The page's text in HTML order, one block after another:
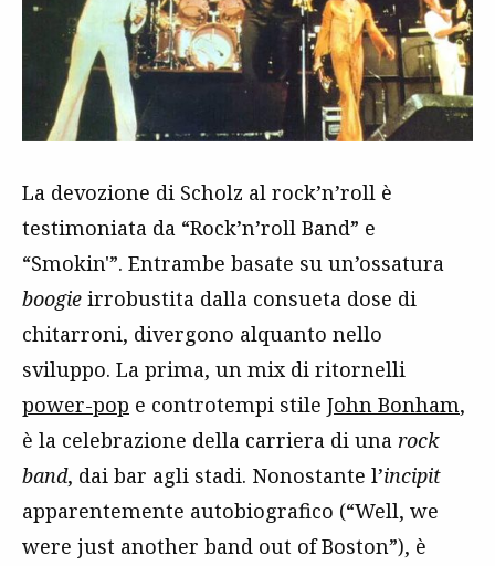
La devozione di Scholz al rock’n’roll è
testimoniata da “Rock’n’roll Band” e
“Smokin'”. Entrambe basate su un’ossatura
boogie irrobustita dalla consueta dose di
chitarroni, divergono alquanto nello
sviluppo. La prima, un mix di ritornelli
power-pop e controtempi stile John Bonham,
è la celebrazione della carriera di una rock
band, dai bar agli stadi. Nonostante l’incipit
apparentemente autobiografico (“Well, we
were just another band out of Boston”), è